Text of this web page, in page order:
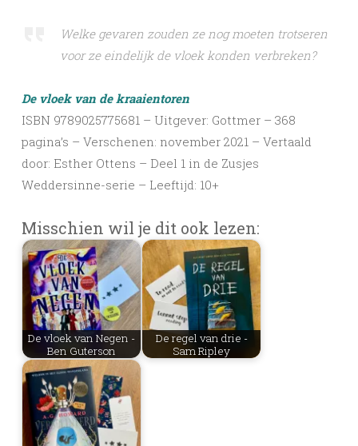
Welke gevaren zouden ze nog moeten trotseren
voor ze eindelijk de vloek konden verbreken?
De vloek van de kraaientoren
ISBN 9789025775681 – Uitgever: Gottmer – 368
pagina’s – Verschenen: november 2021 – Vertaald
door: Esther Ottens – Deel 1 in de Zusjes
Weddersinne-serie – Leeftijd: 10+
Misschien wil je dit ook lezen:
De vloek van Negen -
Ben Guterson
De regel van drie -
Sam Ripley